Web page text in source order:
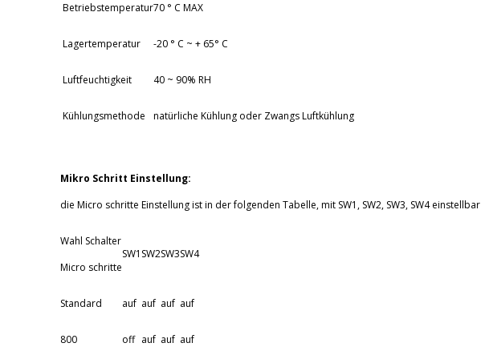
Betriebstemperatur70 ° C MAX
Lagertemperatur -20 ° C ~ + 65° C
Luftfeuchtigkeit 40 ~ 90% RH
Kühlungsmethode natürliche Kühlung oder Zwangs Luftkühlung
Mikro Schritt Einstellung:
die Micro schritte Einstellung ist in der folgenden Tabelle, mit SW1, SW2, SW3, SW4 einstellbar
Wahl Schalter
Micro schritte
SW1 SW2SW3SW4
Standard auf auf auf auf
800 off auf auf auf